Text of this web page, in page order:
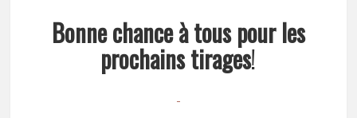
Bonne chance à tous pour les
prochains tirages!